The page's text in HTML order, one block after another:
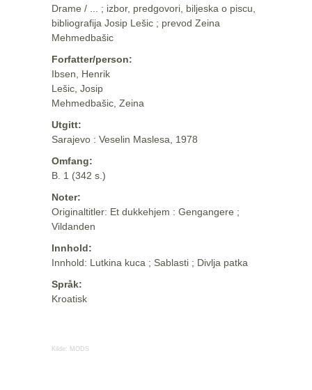
Drame / ... ; izbor, predgovori, biljeska o piscu,
bibliografija Josip Lešic ; prevod Zeina
Mehmedbašic
Forfatter/person:
Ibsen, Henrik
Lešic, Josip
Mehmedbašic, Zeina
Utgitt:
Sarajevo : Veselin Maslesa, 1978
Omfang:
B. 1 (342 s.)
Noter:
Originaltitler: Et dukkehjem : Gengangere ;
Vildanden
Innhold:
Innhold: Lutkina kuca ; Sablasti ; Divlja patka
Språk:
Kroatisk
Kilde: MODS